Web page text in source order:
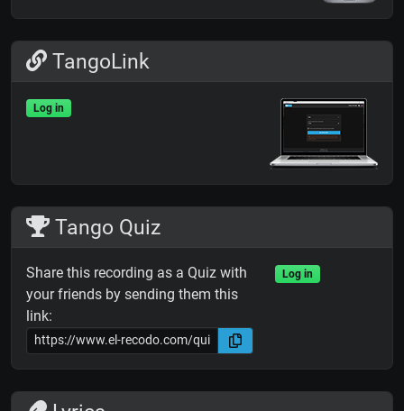
TangoLink
Log in
Tango Quiz
Share this recording as a Quiz with
your friends by sending them this
link:
Log in